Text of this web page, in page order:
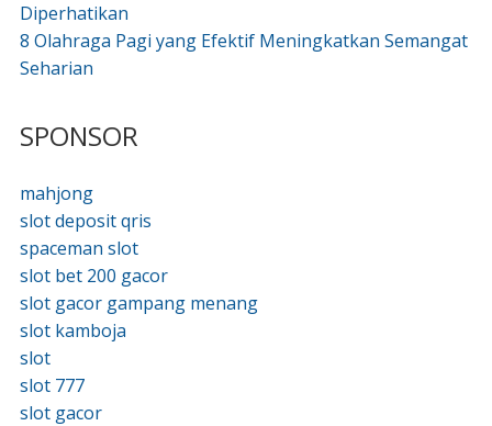
Diperhatikan
8 Olahraga Pagi yang Efektif Meningkatkan Semangat
Seharian
SPONSOR
mahjong
slot deposit qris
spaceman slot
slot bet 200 gacor
slot gacor gampang menang
slot kamboja
slot
slot 777
slot gacor